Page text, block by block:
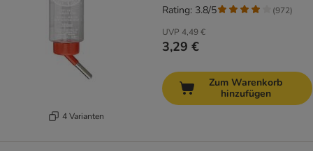
4 Varianten
UVP 4,49 €
3,29 €
Rating: 3.8/5 (972)
Zum Warenkorb
hinzufügen